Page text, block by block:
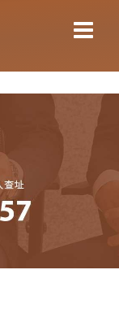
須要的服